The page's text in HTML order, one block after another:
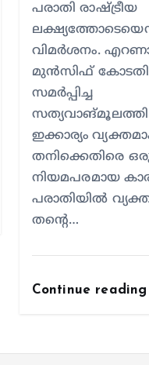
പരാതി രാഷ്ട്രീയ
വിമര്‍ശനം.
മുന്‍സിഫ്
സമര്‍പ്പിച്ച
ഇക്കാര്യം
തനിക്കെതിരെ
നിയമപരമായ
പരാതിയില്‍
തന്റെ…
Continue reading